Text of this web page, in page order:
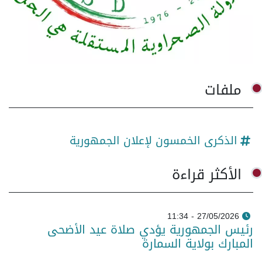
ملفات
الذكرى الخمسون لإعلان الجمهورية
الأكثر قراءة
27/05/2026 - 11:34
رئيس الجمهورية يؤدي صلاة عيد الأضحى
المبارك بولاية السمارة